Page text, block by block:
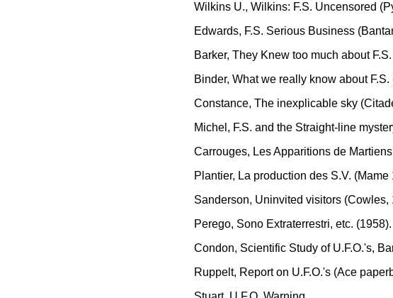
Wilkins U., Wilkins: F.S. Uncensored
Edwards, F.S. Serious Business
Barker, They Knew too much about
Binder, What we really know about
Constance, The inexplicable sky
Michel, F.S. and the Straight-line
Carrouges, Les Apparitions de
Plantier, La production des S.V. (Mame
Sanderson, Uninvited visitors (Cowles,
Perego, Sono Extraterrestri, etc. (1958).
Condon, Scientific Study of U.F.O.'s,
Ruppelt, Report on U.F.O.'s (Ace